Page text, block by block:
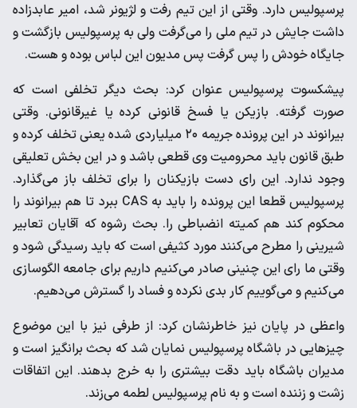
پرسپولیس دارد. وقتی از این تیم رفت و لژیونر شد، امیر عابدزاده
داشت جایش در تیم ملی را می‌گرفت ولی به پرسپولیس بازگشت و
جایگاه خودش را پس گرفت پس مدیون این لباس بوده و هست.
پیشکسوت پرسپولیس عنوان کرد: بحث دیگر تخلفی است که
صورت گرفته. بازیکن یا فسخ قانونی کرده یا غیرقانونی. وقتی
بیرانوند در این پرونده جریمه ۲۰ میلیاردی شده یعنی تخلف کرده و
طبق قانون باید محرومیت وی قطعی باشد و در این بخش تعلیقی
وجود ندارد. این رای دست بازیکنان را برای تخلف باز می‌گذارد.
پرسپولیس قطعا این پرونده را باید به CAS ببرد تا هم بیرانوند را
محکوم کند هم کمیته انضباطی را. بحث رشوه که آقایان تعابیر
شیرینی را مطرح می‌کنند مورد کثیفی‌ است که باید رسیدگی شود و
وقتی ما رای این چنینی صادر می‌کنیم داریم برای جامعه الگوسازی
می‌کنیم و می‌گوییم کار بدی نکرده و فساد را گسترش می‌دهیم.
واعظی در پایان نیز خاطرنشان کرد: از طرفی نیز با این موضوع
چیزهایی در باشگاه پرسپولیس نمایان شد که بحث برانگیز است و
مدیران باشگاه باید دقت بیشتری را به خرج بدهند. این اتفاقات
زشت و زننده است و به نام پرسپولیس لطمه می‌زند.